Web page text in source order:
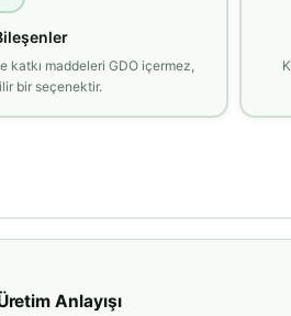
katkı maddeleri GDO içermez,
bir seçenektir.
Anlayışı